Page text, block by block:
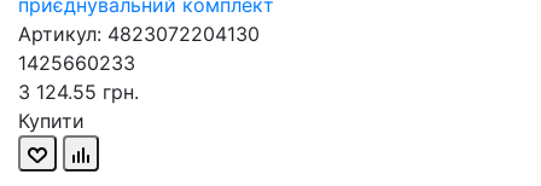
приєднувальний комплект
Артикул: 4823072204130
1425660233
3 124.55 грн.
Купити